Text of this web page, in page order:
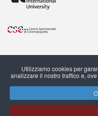
Utilizziamo cookies per
analizzare il nostro traffico e,